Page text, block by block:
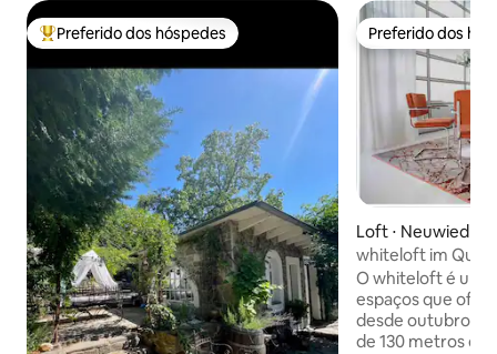
Entre os melhores preferidos dos hóspedes
Preferido dos hóspedes Preferido dos
Preferido dos
Loft ⋅ Neuwied
whiteloft im
O whiteloft é um
espaços que
desde outubro
de 130 metros